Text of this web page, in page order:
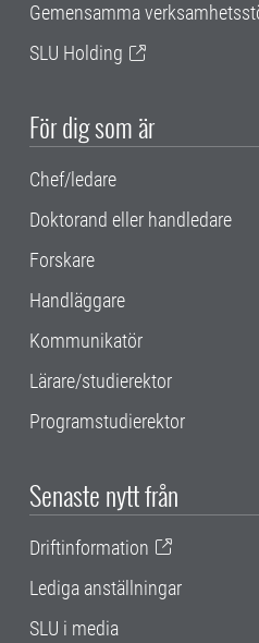
Gemensamma
SLU Holding
För dig som är
Chef/ledare
Doktorand eller handledare
Forskare
Handläggare
Kommunikatör
Lärare/studierektor
Programstudierektor
Senaste nytt från
Driftinformation
Lediga anställningar
SLU i media